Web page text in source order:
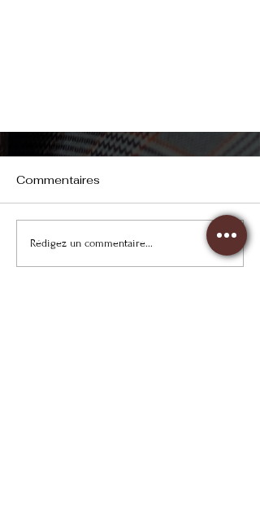
Commentaires
Rédigez un commentaire...